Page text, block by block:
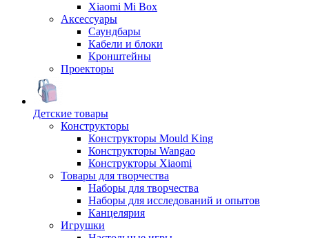
Xiaomi Mi Box
Аксессуары
Саундбары
Кабели и блоки
Кронштейны
Проекторы
Детские товары
Конструкторы
Конструкторы Mould King
Конструкторы Wangao
Конструкторы Xiaomi
Товары для творчества
Наборы для творчества
Наборы для исследований и опытов
Канцелярия
Игрушки